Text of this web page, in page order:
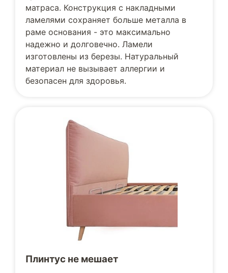
матраса. Конструкция с накладными
ламелями сохраняет больше металла в
раме основания - это максимально
надежно и долговечно. Ламели
изготовлены из березы. Натуральный
материал не вызывает аллергии и
безопасен для здоровья.
Плинтус не мешает